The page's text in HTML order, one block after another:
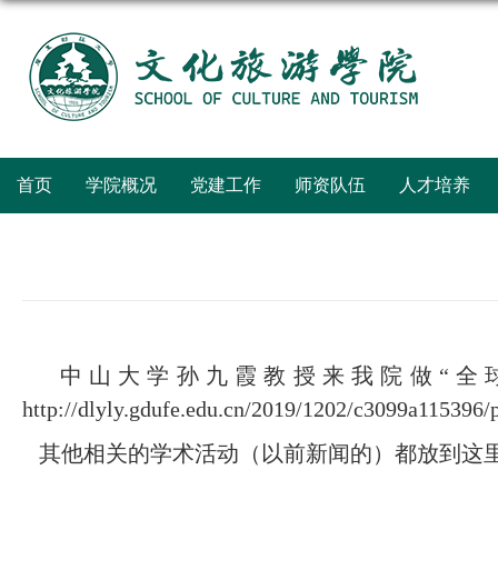
首页 学院概况 党建工作 师资队伍 人才培养
中山大学孙九霞教授来我院做“全
http://dlyly.gdufe.edu.cn/2019/1202/c3099a115396/
其他相关的学术活动（以前新闻的）都放到这